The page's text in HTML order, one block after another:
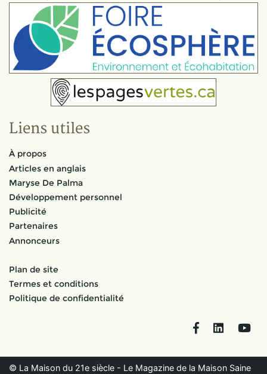
Liens utiles
À propos
Articles en anglais
Maryse De Palma
Développement personnel
Publicité
Partenaires
Annonceurs
Plan de site
Termes et conditions
Politique de confidentialité
FacebookLinkedIn
© La Maison du 21e siècle - Le Magazine de la Maison Saine